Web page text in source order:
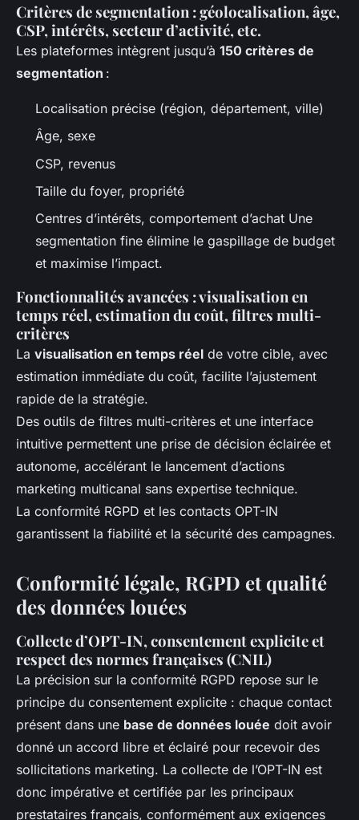
Critères de segmentation : géolocalisation, âge,
CSP, intérêts, secteur d’activité, etc.
Les plateformes intègrent jusqu’à 150 critères de
segmentation :
Localisation précise (région, département, ville)
Âge, sexe
CSP, revenus
Taille du foyer, propriété
Centres d’intérêts, comportement d’achat Une
segmentation fine élimine le gaspillage de budget
et maximise l’impact.
Fonctionnalités avancées : visualisation en
temps réel, estimation du coût, filtres multi-
critères
La visualisation en temps réel de votre cible, avec
estimation immédiate du coût, facilite l’ajustement
rapide de la stratégie.
Des outils de filtres multi-critères et une interface
intuitive permettent une prise de décision éclairée et
autonome, accélérant le lancement d’actions
marketing multicanal sans expertise technique.
La conformité RGPD et les contacts OPT-IN
garantissent la fiabilité et la sécurité des campagnes.
Conformité légale, RGPD et qualité
des données louées
Collecte d’OPT-IN, consentement explicite et
respect des normes françaises (CNIL)
La précision sur la conformité RGPD repose sur le
principe du consentement explicite : chaque contact
présent dans une base de données louée doit avoir
donné un accord libre et éclairé pour recevoir des
sollicitations marketing. La collecte de l’OPT-IN est
donc impérative et certifiée par les principaux
prestataires français, conformément aux exigences